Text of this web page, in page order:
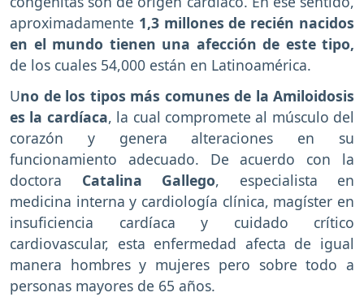
aproximadamente 1,3 millones de recién nacidos
en el mundo tienen una afección de este tipo,
de los cuales 54,000 están en Latinoamérica.
Uno de los tipos más comunes de la Amiloidosis
es la cardíaca, la cual compromete al músculo del
corazón y genera alteraciones en su
funcionamiento adecuado. De acuerdo con la
doctora Catalina Gallego, especialista en
medicina interna y cardiología clínica, magíster en
insuficiencia cardíaca y cuidado crítico
cardiovascular, esta enfermedad afecta de igual
manera hombres y mujeres pero sobre todo a
personas mayores de 65 años.